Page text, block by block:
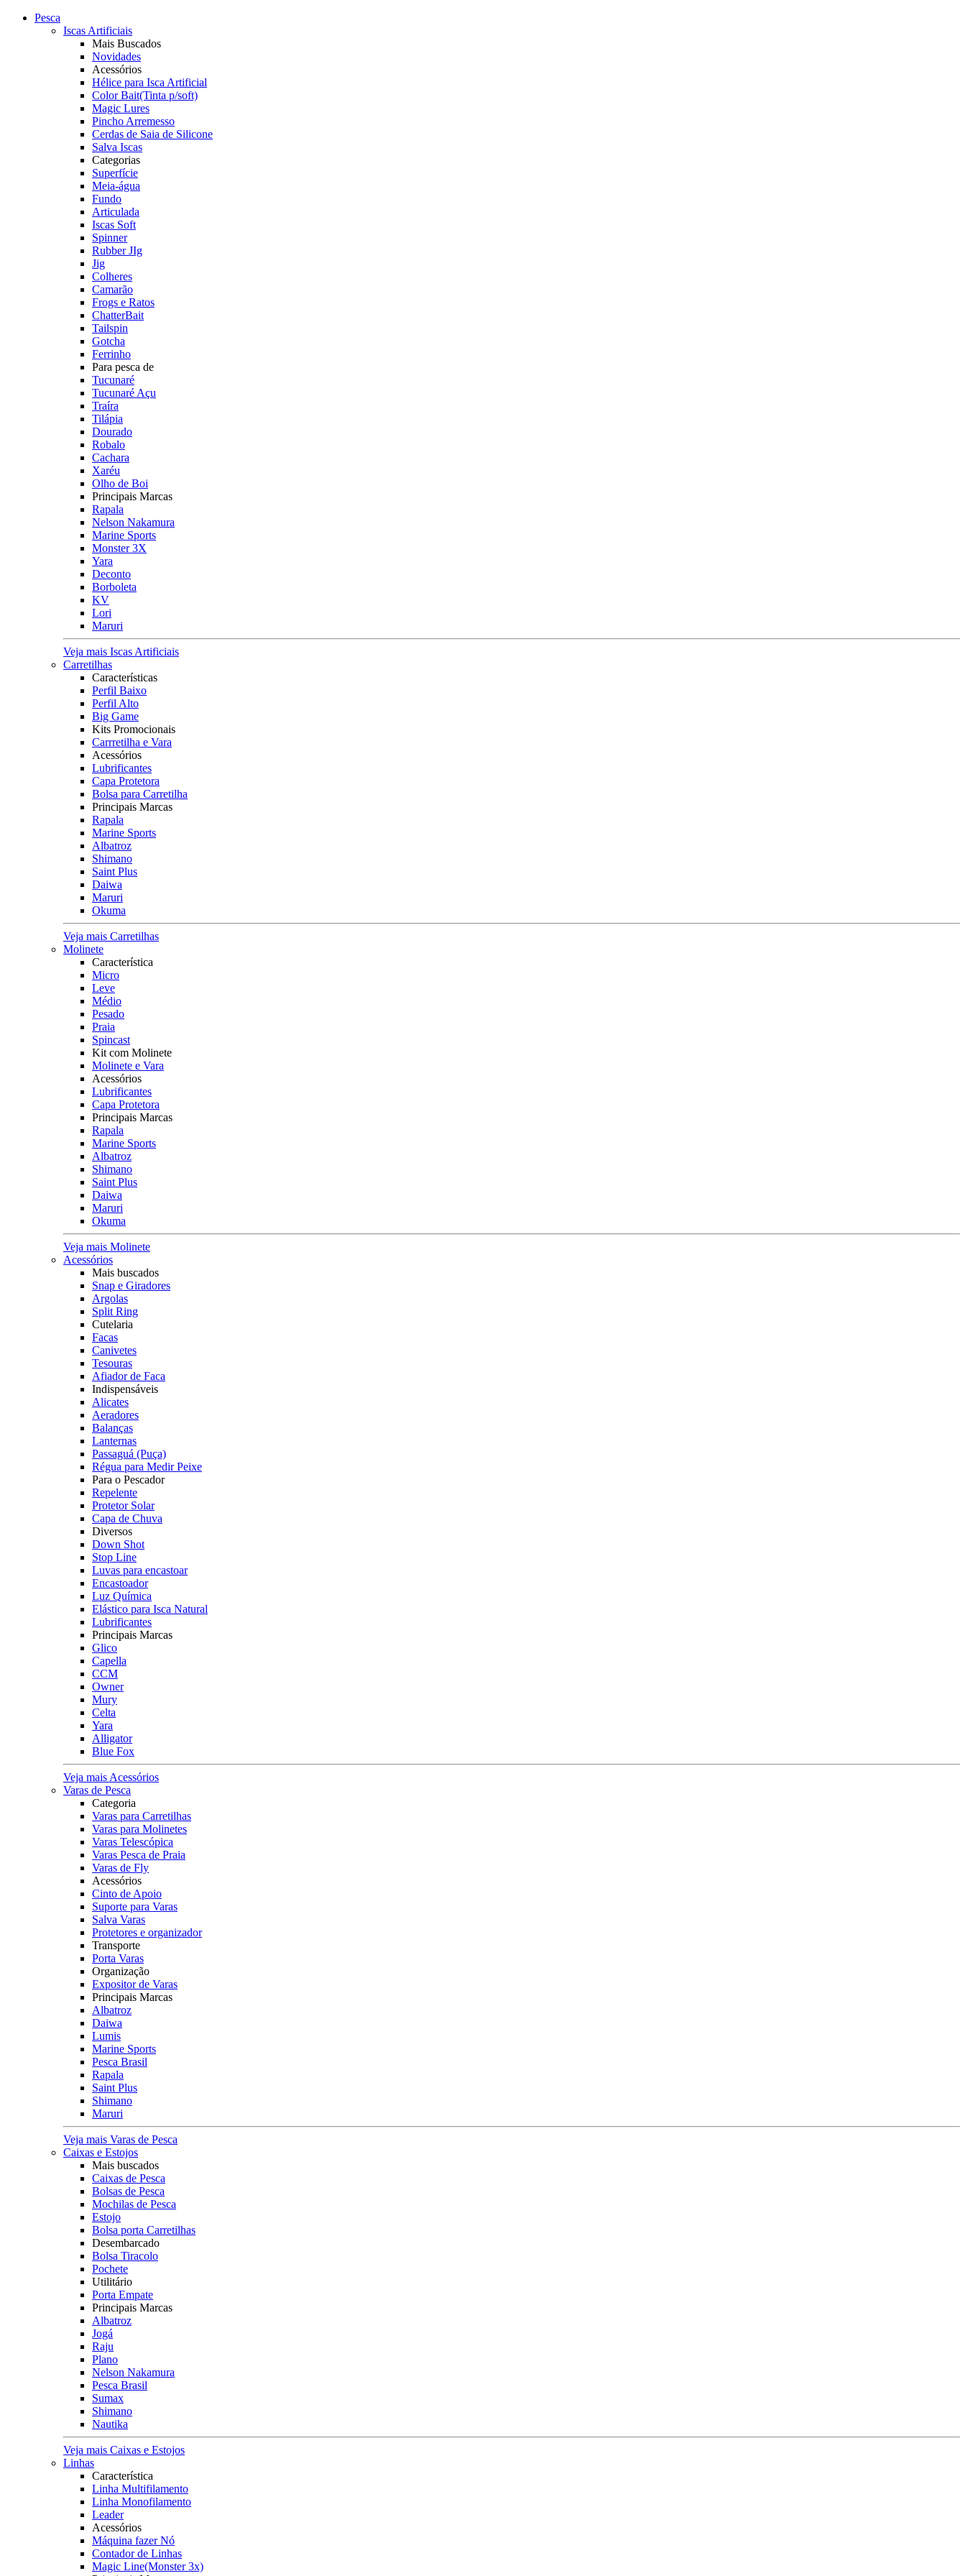
Pesca
Iscas Artificiais
Mais Buscados
Novidades
Acessórios
Hélice para Isca Artificial
Color Bait(Tinta p/soft)
Magic Lures
Pincho Arremesso
Cerdas de Saia de Silicone
Salva Iscas
Categorias
Superfície
Meia-água
Fundo
Articulada
Iscas Soft
Spinner
Rubber JIg
Jig
Colheres
Camarão
Frogs e Ratos
ChatterBait
Tailspin
Gotcha
Ferrinho
Para pesca de
Tucunaré
Tucunaré Açu
Traíra
Tilápia
Dourado
Robalo
Cachara
Xaréu
Olho de Boi
Principais Marcas
Rapala
Nelson Nakamura
Marine Sports
Monster 3X
Yara
Deconto
Borboleta
KV
Lori
Maruri
Veja mais Iscas Artificiais
Carretilhas
Características
Perfil Baixo
Perfil Alto
Big Game
Kits Promocionais
Carrretilha e Vara
Acessórios
Lubrificantes
Capa Protetora
Bolsa para Carretilha
Principais Marcas
Rapala
Marine Sports
Albatroz
Shimano
Saint Plus
Daiwa
Maruri
Okuma
Veja mais Carretilhas
Molinete
Característica
Micro
Leve
Médio
Pesado
Praia
Spincast
Kit com Molinete
Molinete e Vara
Acessórios
Lubrificantes
Capa Protetora
Principais Marcas
Rapala
Marine Sports
Albatroz
Shimano
Saint Plus
Daiwa
Maruri
Okuma
Veja mais Molinete
Acessórios
Mais buscados
Snap e Giradores
Argolas
Split Ring
Cutelaria
Facas
Canivetes
Tesouras
Afiador de Faca
Indispensáveis
Alicates
Aeradores
Balanças
Lanternas
Passaguá (Puça)
Régua para Medir Peixe
Para o Pescador
Repelente
Protetor Solar
Capa de Chuva
Diversos
Down Shot
Stop Line
Luvas para encastoar
Encastoador
Luz Química
Elástico para Isca Natural
Lubrificantes
Principais Marcas
Glico
Capella
CCM
Owner
Mury
Celta
Yara
Alligator
Blue Fox
Veja mais Acessórios
Varas de Pesca
Categoria
Varas para Carretilhas
Varas para Molinetes
Varas Telescópica
Varas Pesca de Praia
Varas de Fly
Acessórios
Cinto de Apoio
Suporte para Varas
Salva Varas
Protetores e organizador
Transporte
Porta Varas
Organização
Expositor de Varas
Principais Marcas
Albatroz
Daiwa
Lumis
Marine Sports
Pesca Brasil
Rapala
Saint Plus
Shimano
Maruri
Veja mais Varas de Pesca
Caixas e Estojos
Mais buscados
Caixas de Pesca
Bolsas de Pesca
Mochilas de Pesca
Estojo
Bolsa porta Carretilhas
Desembarcado
Bolsa Tiracolo
Pochete
Utilitário
Porta Empate
Principais Marcas
Albatroz
Jogá
Raju
Plano
Nelson Nakamura
Pesca Brasil
Sumax
Shimano
Nautika
Veja mais Caixas e Estojos
Linhas
Característica
Linha Multifilamento
Linha Monofilamento
Leader
Acessórios
Máquina fazer Nó
Contador de Linhas
Magic Line(Monster 3x)